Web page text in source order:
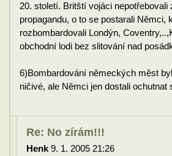
20. století. Britští vojáci nepotřebovali
propagandu, o to se postarali Němci,
rozbombardovali Londýn,
obchodní lodi bez slitování nad
6)Bombardování německých měst
ničivé, ale Němci jen dostali ochutnat
Re: No zírám!!!
Henk 9. 1. 2005 21:26